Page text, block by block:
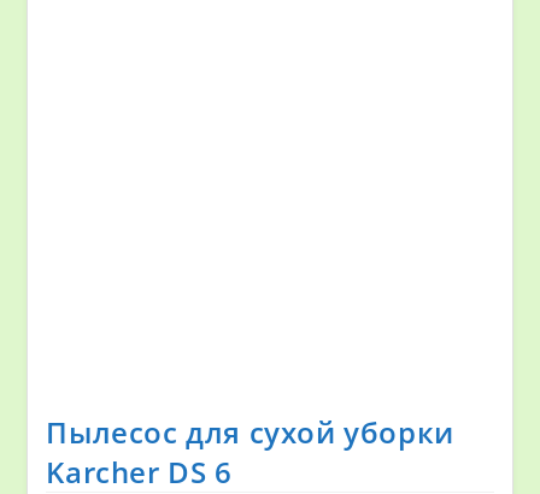
Пылесос для сухой уборки
Karcher DS 6